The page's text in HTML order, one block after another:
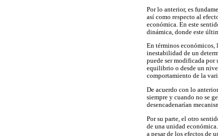
Por lo anterior, es
así como respecto al
económica. En este
dinámica, donde este
En términos económicos,
inestabilidad de un
puede ser modificada por
equilibrio o desde un
comportamiento de la
De acuerdo con lo
siempre y cuando no se
desencadenarían
Por su parte, el otro
de una unidad
a pesar de los efectos de